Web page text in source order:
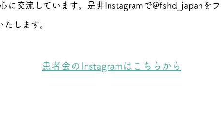
に交流しています。 是非Instagramで@fshd_japanを
します。
患者会のInstagramはこちらから